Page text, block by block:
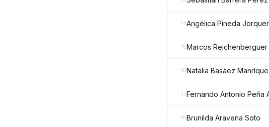
14Angélica Pineda
15Marcos Reichenberguer
16Natalia Basáez
17Fernando Antonio Peña
18Brunilda Aravena Soto